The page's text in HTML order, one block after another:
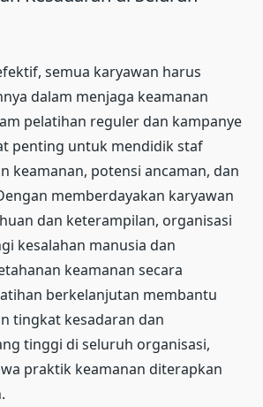
semua karyawan harus
dalam menjaga keamanan
pelatihan reguler dan kampanye
penting untuk mendidik staf
keamanan, potensi ancaman, dan
memberdayakan karyawan
dan keterampilan, organisasi
kesalahan manusia dan
keamanan secara
berkelanjutan membantu
tingkat kesadaran dan
tinggi di seluruh organisasi,
praktik keamanan diterapkan